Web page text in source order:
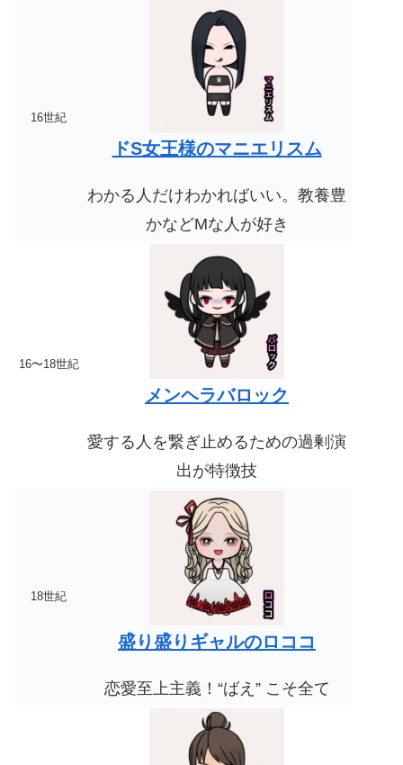
16世紀
ドS女王様のマニエリスム
わかる人だけわかればいい。 教養豊
かなどMな人が好き
16〜18世紀
メンヘラバロック
愛する人を繋ぎ止めるための過剰演
出が特徴技
18世紀
盛り盛りギャルのロココ
恋愛至上主義！“ばえ” こそ全て